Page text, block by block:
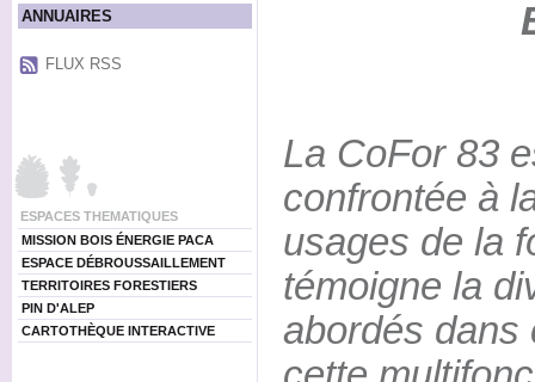
ANNUAIRES
FLUX RSS
ESPACES THEMATIQUES
MISSION BOIS ÉNERGIE PACA
ESPACE DÉBROUSSAILLEMENT
TERRITOIRES FORESTIERS
PIN D'ALEP
CARTOTHÈQUE INTERACTIVE
La CoFor 83
confrontée à
usages de la
témoigne la
abordés dans